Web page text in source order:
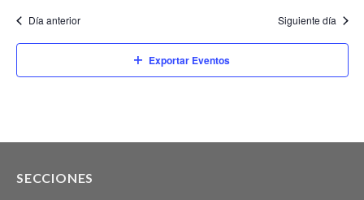
Día anterior Siguiente día
Exportar Eventos
SECCIONES